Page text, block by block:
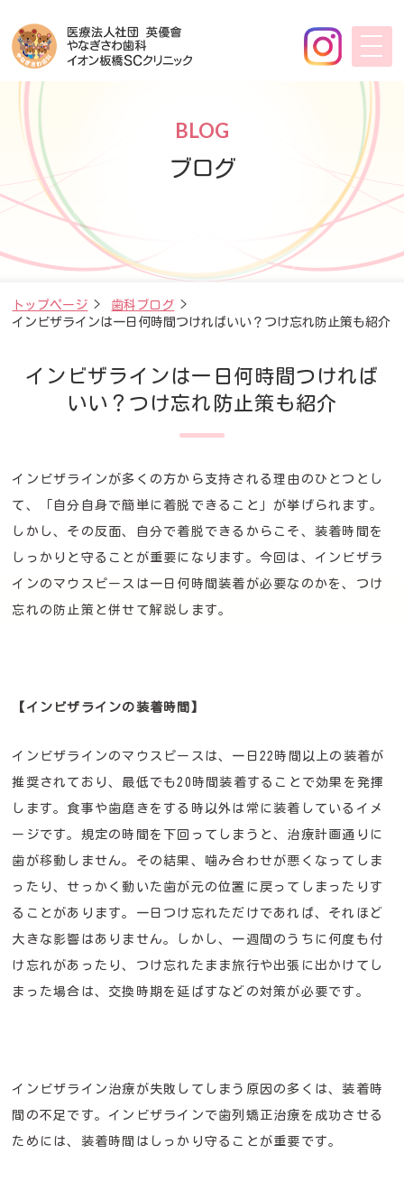
BLOG
ブログ
トップページ > 歯科ブログ >
インビザラインは一日何時間つければいい？つけ忘れ防止策も紹介
インビザラインは一日何時間つければ
いい？つけ忘れ防止策も紹介
インビザラインが多くの方から支持される理由のひとつとし
て、「自分自身で簡単に着脱できること」が挙げられます。
しかし、その反面、自分で着脱できるからこそ、装着時間を
しっかりと守ることが重要になります。今回は、インビザラ
インのマウスピースは一日何時間装着が必要なのかを、つけ
忘れの防止策と併せて解説します。
【インビザラインの装着時間】
インビザラインのマウスピースは、一日22時間以上の装着が
推奨されており、最低でも20時間装着することで効果を発揮
します。食事や歯磨きをする時以外は常に装着しているイメ
ージです。規定の時間を下回ってしまうと、治療計画通りに
歯が移動しません。その結果、噛み合わせが悪くなってしま
ったり、せっかく動いた歯が元の位置に戻ってしまったりす
ることがあります。一日つけ忘れただけであれば、それほど
大きな影響はありません。しかし、一週間のうちに何度も付
け忘れがあったり、つけ忘れたまま旅行や出張に出かけてし
まった場合は、交換時期を延ばすなどの対策が必要です。
インビザライン治療が失敗してしまう原因の多くは、装着時
間の不足です。インビザラインで歯列矯正治療を成功させる
ためには、装着時間はしっかり守ることが重要です。